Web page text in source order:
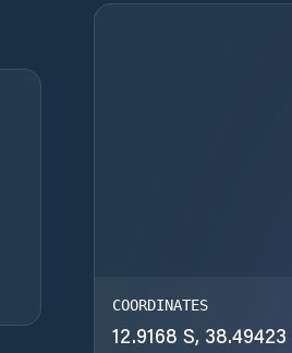
COORDINATES
12.9168 S,